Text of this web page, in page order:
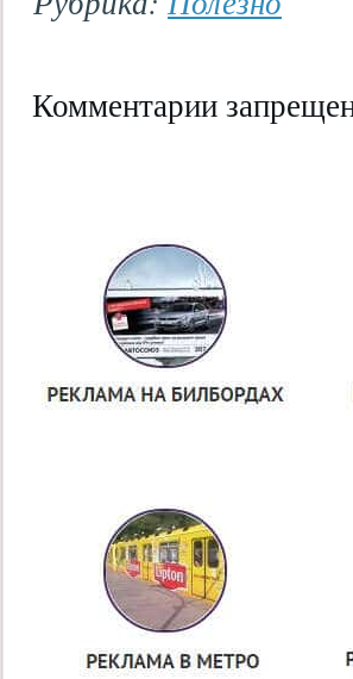
Комментарии